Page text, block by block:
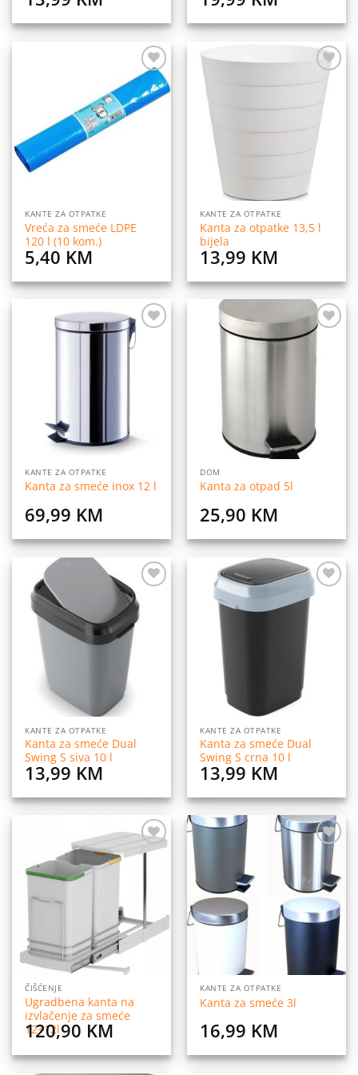
Dodaj
na
listu
KANTE ZA OTPATKE
Vreća za smeće LDPE
120 l (10 kom.)
5,40 KM
Dodaj
na
listu
KANTE ZA OTPATKE
Kanta za otpatke 13,5 l
bijela
13,99 KM
KANTE ZA OTPATKE
Kanta za smeće inox 12 l
69,99 KM
DOM
Kanta za otpad 5l
25,90 KM
Dodaj
KANTE ZA OTPATKE
Kanta za smeće Dual
Swing S siva 10 l
13,99 KM
Dodaj
KANTE ZA OTPATKE
Kanta za smeće Dual
Swing S crna 10 l
13,99 KM
Dodaj
ČIŠĆENJE
Ugradbena kanta na
izvlačenje za smeće
12+12l
120,90 KM
Dodaj
listu
želja
KANTE ZA OTPATKE
Kanta za smeće 3l
16,99 KM